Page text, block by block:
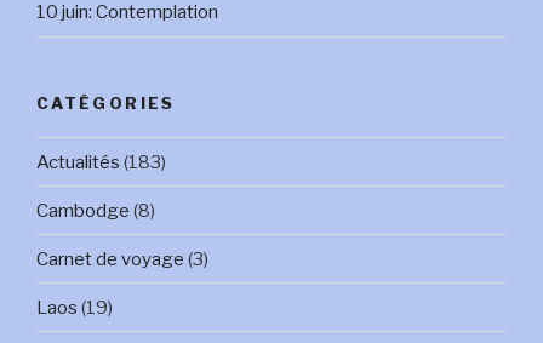
10 juin: Contemplation
CATÉGORIES
Actualités (183)
Cambodge (8)
Carnet de voyage (3)
Laos (19)